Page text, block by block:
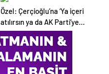
Özel: Çerçioğlu’na ‘Ya içeri
atılırsın ya da AK Parti’ye
katılırsın’ demişler